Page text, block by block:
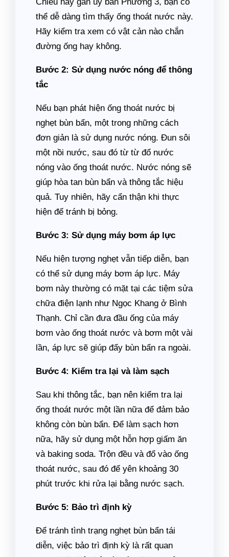
thể dễ dàng tìm thấy ống thoát nước này.
Hãy kiểm tra xem có vật cản nào chắn
đường ống hay không.
Bước 2: Sử dụng nước nóng để thông
tắc
Nếu bạn phát hiện ống thoát nước bị
nghẹt bùn bẩn, một trong những cách
đơn giản là sử dụng nước nóng. Đun sôi
một nồi nước, sau đó từ từ đổ nước
nóng vào ống thoát nước. Nước nóng sẽ
giúp hòa tan bùn bẩn và thông tắc hiệu
quả. Tuy nhiên, hãy cẩn thận khi thực
hiện để tránh bị bỏng.
Bước 3: Sử dụng máy bơm áp lực
Nếu hiện tượng nghẹt vẫn tiếp diễn, bạn
có thể sử dụng máy bơm áp lực. Máy
bơm này thường có mặt tại các tiệm sửa
chữa điện lạnh như Ngọc Khang ở Bình
Thạnh. Chỉ cần đưa đầu ống của máy
bơm vào ống thoát nước và bơm một vài
lần, áp lực sẽ giúp đẩy bùn bẩn ra ngoài.
Bước 4: Kiểm tra lại và làm sạch
Sau khi thông tắc, bạn nên kiểm tra lại
ống thoát nước một lần nữa để đảm bảo
không còn bùn bẩn. Để làm sạch hơn
nữa, hãy sử dụng một hỗn hợp giấm ăn
và baking soda. Trộn đều và đổ vào ống
thoát nước, sau đó để yên khoảng 30
phút trước khi rửa lại bằng nước sạch.
Bước 5: Bảo trì định kỳ
Để tránh tình trạng nghẹt bùn bẩn tái
diễn, việc bảo trì định kỳ là rất quan